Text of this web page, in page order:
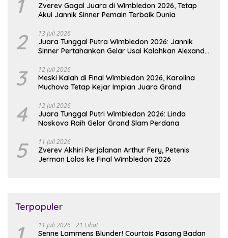
1
Zverev Gagal Juara di Wimbledon 2026, Tetap
Akui Jannik Sinner Pemain Terbaik Dunia
2 13 Juli 2026
Juara Tunggal Putra Wimbledon 2026: Jannik
Sinner Pertahankan Gelar Usai Kalahkan Alexander
3 12 Juli 2026
Meski Kalah di Final Wimbledon 2026, Karolina
Muchova Tetap Kejar Impian Juara Grand
4 12 Juli 2026
Juara Tunggal Putri Wimbledon 2026: Linda
Noskova Raih Gelar Grand Slam Perdana
5 11 Juli 2026
Zverev Akhiri Perjalanan Arthur Fery, Petenis
Jerman Lolos ke Final Wimbledon 2026
Terpopuler
11 Juli 2026 21 Lihat
Senne Lammens Blunder! Courtois Pasang Badan